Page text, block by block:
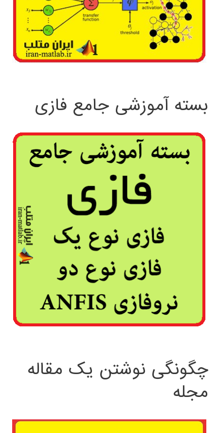
بسته آموزشی جامع فازی
چگونگی نوشتن یک مقاله
مجله